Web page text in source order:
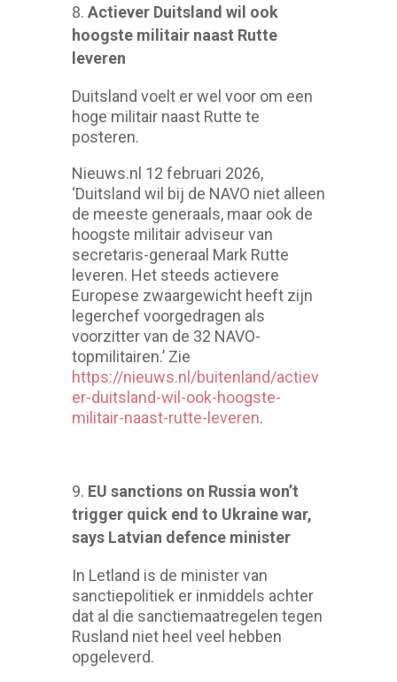
Actiever Duitsland wil ook
hoogste militair naast Rutte
leveren
Duitsland voelt er wel voor om een
hoge militair naast Rutte te
posteren.
Nieuws.nl 12 februari 2026,
‘Duitsland wil bij de NAVO niet alleen
de meeste generaals, maar ook de
hoogste militair adviseur van
secretaris-generaal Mark Rutte
leveren. Het steeds actievere
Europese zwaargewicht heeft zijn
legerchef voorgedragen als
voorzitter van de 32 NAVO-
topmilitairen.’ Zie
https://nieuws.nl/buitenland/actiev
er-duitsland-wil-ook-hoogste-
militair-naast-rutte-leveren.
EU sanctions on Russia won’t
trigger quick end to Ukraine war,
says Latvian defence minister
In Letland is de minister van
sanctiepolitiek er inmiddels achter
dat al die sanctiemaatregelen tegen
Rusland niet heel veel hebben
opgeleverd.